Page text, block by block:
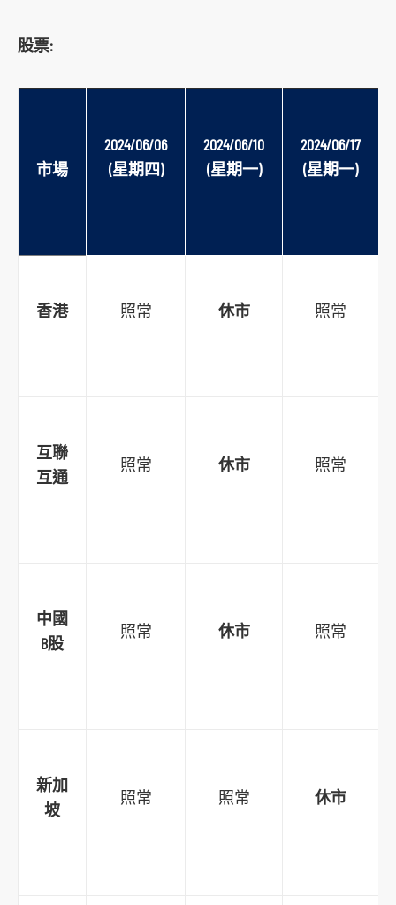
a
股票:
市場
2024/06/06
(星期四)
2024/06/10
(星期一)
2024/06/17
(星期一)
香港 照常 休市 照常
互聯
互通
照常 休市 照常
中國
B股
照常 休市 照常
新加
坡
照常 照常 休市